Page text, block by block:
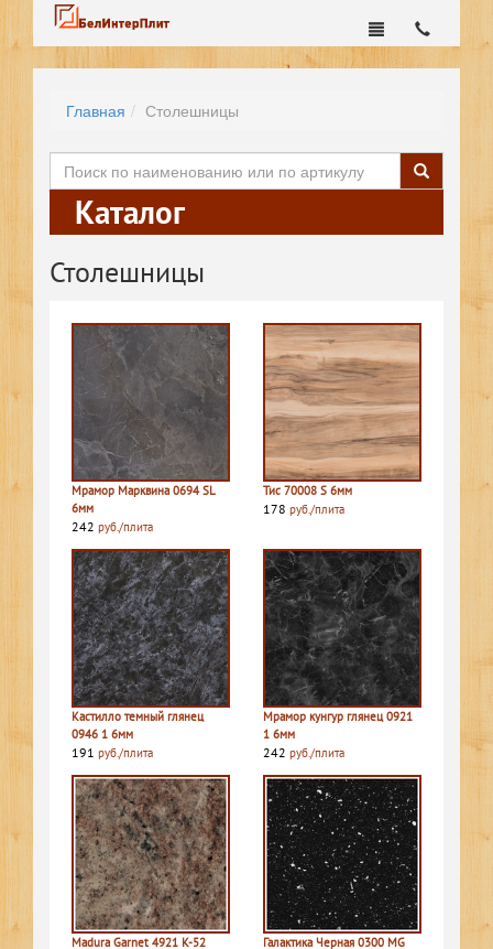
Главная Столешницы
Каталог
Столешницы
Мрамор Марквина 0694 SL
6мм
242 руб./плита
Тис 70008 S 6мм
178 руб./плита
Кастилло темный глянец
0946 1 6мм
191 руб./плита
Мрамор кунгур глянец 0921
1 6мм
242 руб./плита
Madura Garnet 4921 K-52
Галактика Черная 0300 MG